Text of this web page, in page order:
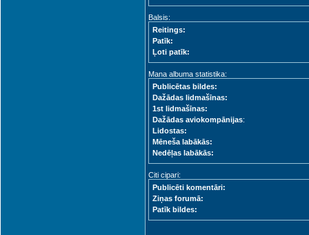
Balsis:
Reitings:
Patīk:
Ļoti patīk:
Mana albuma statistika:
Publicētas bildes:
Dažādas lidmašīnas:
1st lidmašīnas:
Dažādas aviokompānijas:
Lidostas:
Mēneša labākās:
Nedēļas labākās:
Citi cipari:
Publicēti komentāri:
Ziņas forumā:
Patīk bildes: